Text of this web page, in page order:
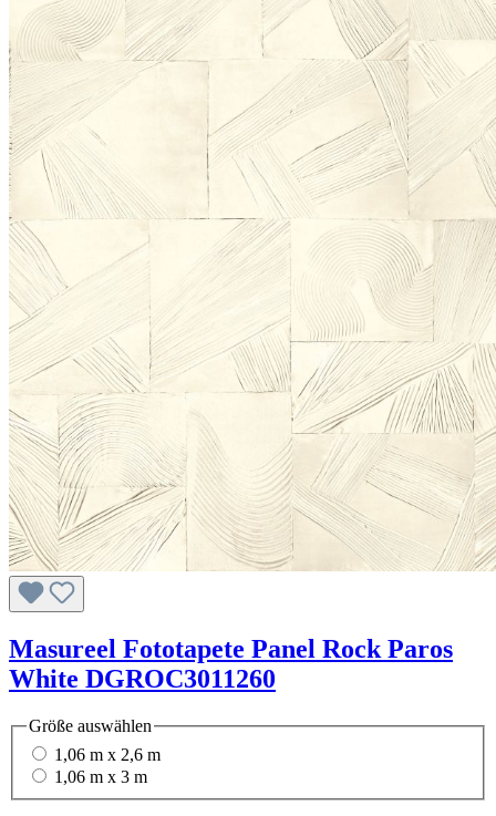
Masureel Fototapete Panel Rock Paros
White DGROC3011260
Größe auswählen
1,06 m x 2,6 m
1,06 m x 3 m